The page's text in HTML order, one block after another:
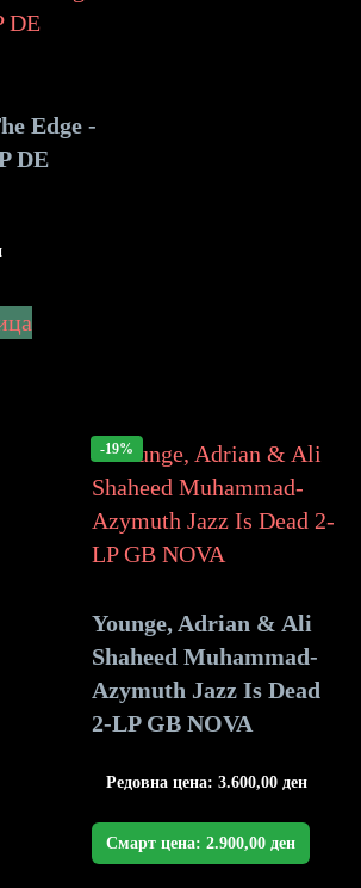
Edge -
DE
-19%
Younge, Adrian & Ali
Shaheed Muhammad-
Azymuth Jazz Is Dead
2-LP GB NOVA
Редовна цена: 3.600,00 ден
Смарт цена: 2.900,00 ден